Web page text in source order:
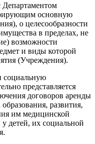
Департаментом
основную
о целесообразности
в пределах, не
возможности
и виды которой
(Учреждения).
социальную
представляется
договоров аренды
развития,
им медицинской
детей, их социальной